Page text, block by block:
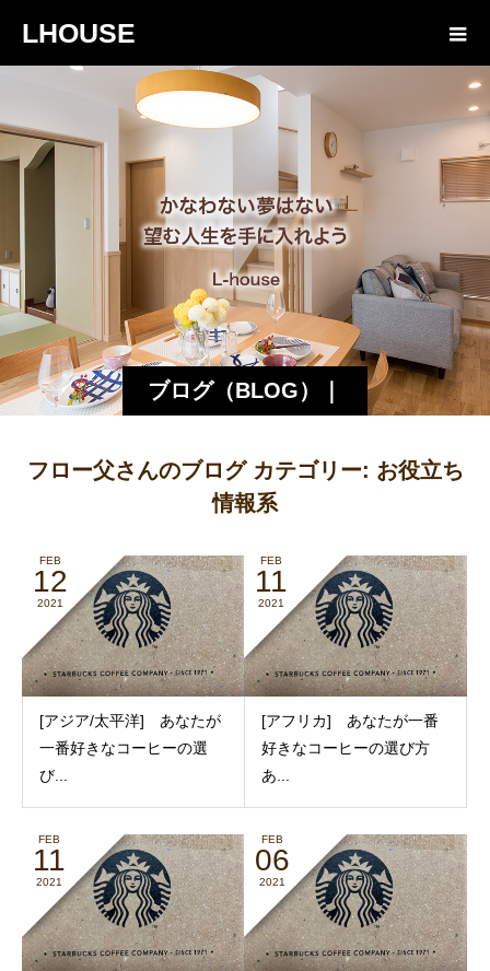
LHOUSE
ブログ（BLOG）｜
エルハウス
フロー父さんのブログ カテゴリー: お役立ち
情報系
FEB
12
2021
[アジア/太平洋] あなたが
一番好きなコーヒーの選
び...
FEB
11
2021
[アフリカ] あなたが一番
好きなコーヒーの選び方
あ...
FEB
11
2021
FEB
06
2021